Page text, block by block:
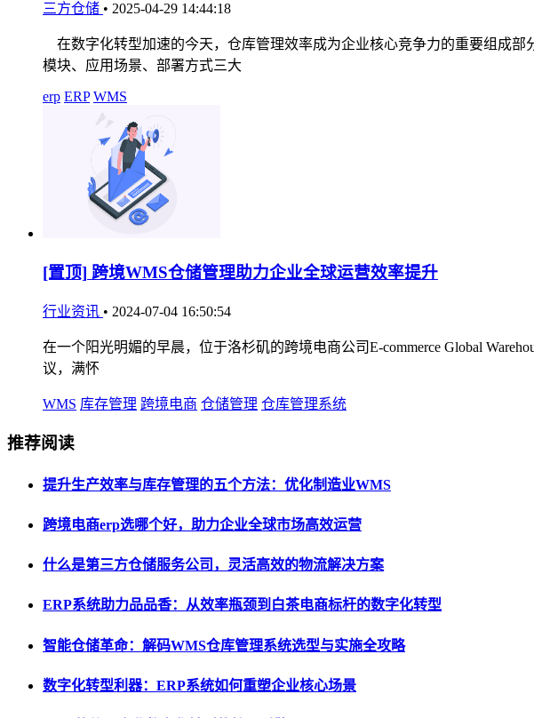
三方仓储 • 2025-04-29 14:44:18
在数字化转型加速的今天，仓库管理效率成为企业核心竞争力的重要组成
模块、应用场景、部署方式三大
erp ERP WMS
[置顶] 跨境WMS仓储管理助力企业全球运营效率提升
行业资讯 • 2024-07-04 16:50:54
在一个阳光明媚的早晨，位于洛杉矶的跨境电商公司E-commerce Global
议，满怀
WMS 库存管理 跨境电商 仓储管理 仓库管理系统
推荐阅读
提升生产效率与库存管理的五个方法：优化制造业WMS
跨境电商erp选哪个好，助力企业全球市场高效运营
什么是第三方仓储服务公司，灵活高效的物流解决方案
ERP系统助力品品香：从效率瓶颈到白茶电商标杆的数字化转型
智能仓储革命：解码WMS仓库管理系统选型与实施全攻略
数字化转型利器：ERP系统如何重塑企业核心场景